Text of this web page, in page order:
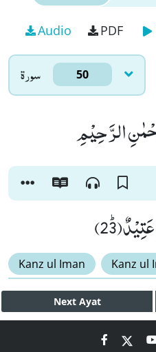
Audio PDF
سورۃ 50
الرَّحِیْمِ
Kanz ul Iman Kanz ul
Next Ayat